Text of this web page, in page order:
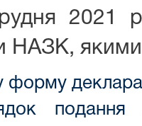
2021
НАЗК,
форму
подання